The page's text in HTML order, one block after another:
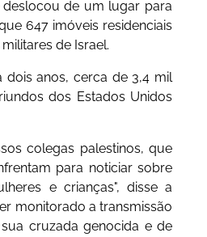
de um lugar para
647 imóveis residenciais
de Israel.
dois anos, cerca de 3,4 mil
dos Estados Unidos
colegas palestinos, que
para noticiar sobre
e crianças", disse a
monitorado a transmissão
cruzada genocida e de